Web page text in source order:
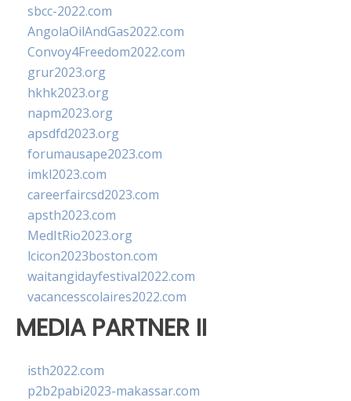
sbcc-2022.com
AngolaOilAndGas2022.com
Convoy4Freedom2022.com
grur2023.org
hkhk2023.org
napm2023.org
apsdfd2023.org
forumausape2023.com
imkl2023.com
careerfaircsd2023.com
apsth2023.com
MedItRio2023.org
lcicon2023boston.com
waitangidayfestival2022.com
vacancesscolaires2022.com
MEDIA PARTNER II
isth2022.com
p2b2pabi2023-makassar.com